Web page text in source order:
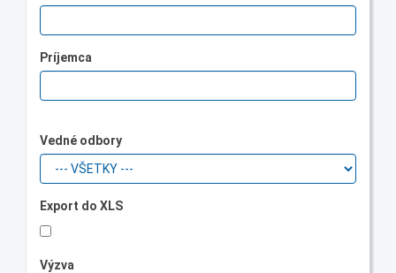
Príjemca
Vedné odbory
Export do XLS
Výzva